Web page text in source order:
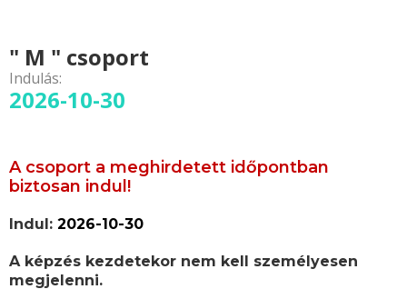
" M " csoport
Indulás:
2026-10-30
A csoport a meghirdetett időpontban
biztosan indul!
Indul: 2026-10-30
A képzés kezdetekor nem kell személyesen
megjelenni.